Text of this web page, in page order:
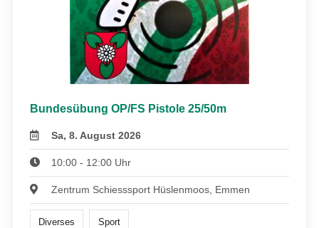
Bundesübung OP/FS Pistole 25/50m
Sa, 8. August 2026
10:00 - 12:00 Uhr
Zentrum Schiesssport Hüslenmoos, Emmen
Diverses Sport